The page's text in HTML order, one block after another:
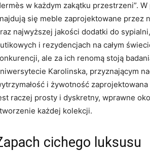
w każdym zakątku przestrzeni”.
się meble zaprojektowane przez
najwyższej jakości dodatki do
i rezydencjach na całym
ale za ich renomą stoją
Karolinska, przyznającym
i żywotność
raczej prosty i dyskretny, wprawne
każdej kolekcji.
cichego luksusu